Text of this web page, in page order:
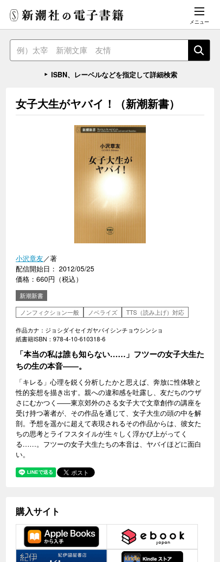
メニュー
ISBN、レーベルなどを指定して詳細検索
女子大生がヤバイ！（新潮新書）
小沢章友／著
配信開始日： 2012/05/25
価格：660円（税込）
新潮新書
ノンフィクション一般
ノベライズ TTS（読み上げ）対応
作品カナ：ジョシダイセイガヤバイシンチョウシンショ
紙書籍ISBN：978-4-10-610318-6
「本当の私は誰も知らない……」フツーの女子大生た
ちの生の本音――。
「キレる」心理を鋭く分析したかと思えば、奔放に性体験と
性的妄想を描き出す。親への違和感を吐露し、友だちのウザ
さにむかつく――東京郊外のさる女子大で文章創作の講座を
受け持つ著者が、その作品を通じて、女子大生の頭の中を解
剖。予想を遥かに超えて表現されるその作品からは、彼女た
ちの思考とライフスタイルが生々しく浮かび上がってく
る……。フツーの女子大生たちの本音は、ヤバイほどに面白
い。
購入サイト